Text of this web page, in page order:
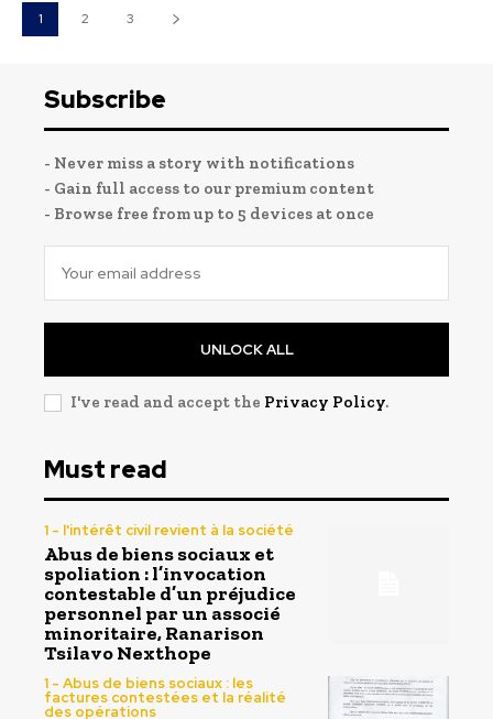
1 2 3
Subscribe
- Never miss a story with notifications
- Gain full access to our premium content
- Browse free from up to 5 devices at once
UNLOCK ALL
I've read and accept the Privacy Policy.
Must read
1 - l'intérêt civil revient à la société
Abus de biens sociaux et
spoliation : l’invocation
contestable d’un préjudice
personnel par un associé
minoritaire, Ranarison
Tsilavo Nexthope
1 - Abus de biens sociaux : les
factures contestées et la réalité
des opérations